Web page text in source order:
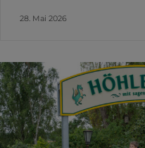
28. Mai 2026